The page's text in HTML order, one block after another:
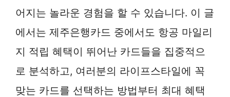
어지는 놀라운 경험을 할 수 있습니다. 이 글
에서는 제주은행카드 중에서도 항공 마일리
지 적립 혜택이 뛰어난 카드들을 집중적으
로 분석하고, 여러분의 라이프스타일에 꼭
맞는 카드를 선택하는 방법부터 최대 혜택